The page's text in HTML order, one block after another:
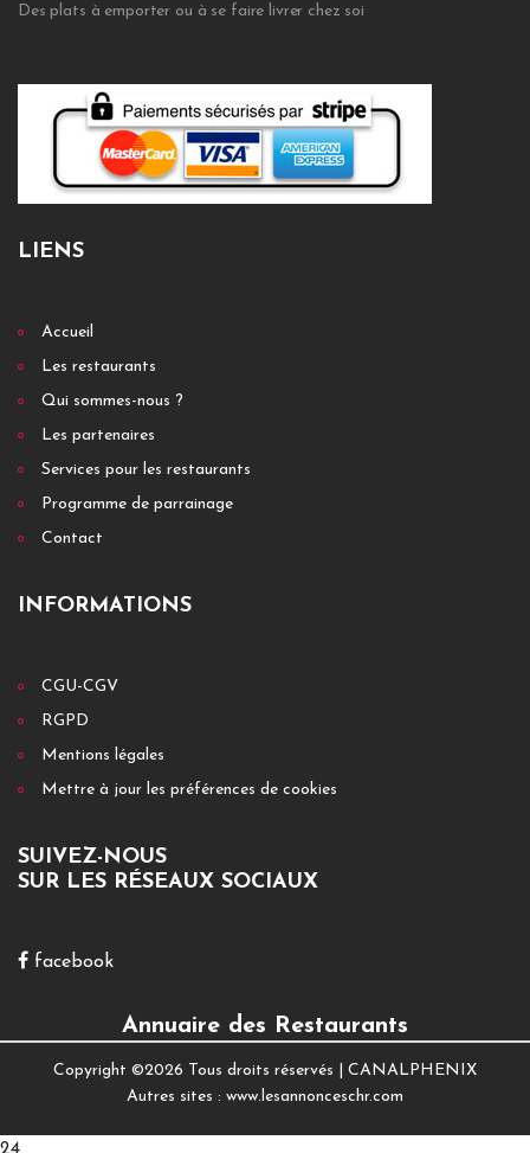
Des plats à emporter ou à se faire livrer chez soi
LIENS
Accueil
Les restaurants
Qui sommes-nous ?
Les partenaires
Services pour les restaurants
Programme de parrainage
Contact
INFORMATIONS
CGU-CGV
RGPD
Mentions légales
Mettre à jour les préférences de cookies
SUIVEZ-NOUS
SUR LES RÉSEAUX SOCIAUX
facebook
Annuaire des Restaurants
Copyright ©2026 Tous droits réservés | CANALPHENIX
Autres sites : www.lesannonceschr.com
24